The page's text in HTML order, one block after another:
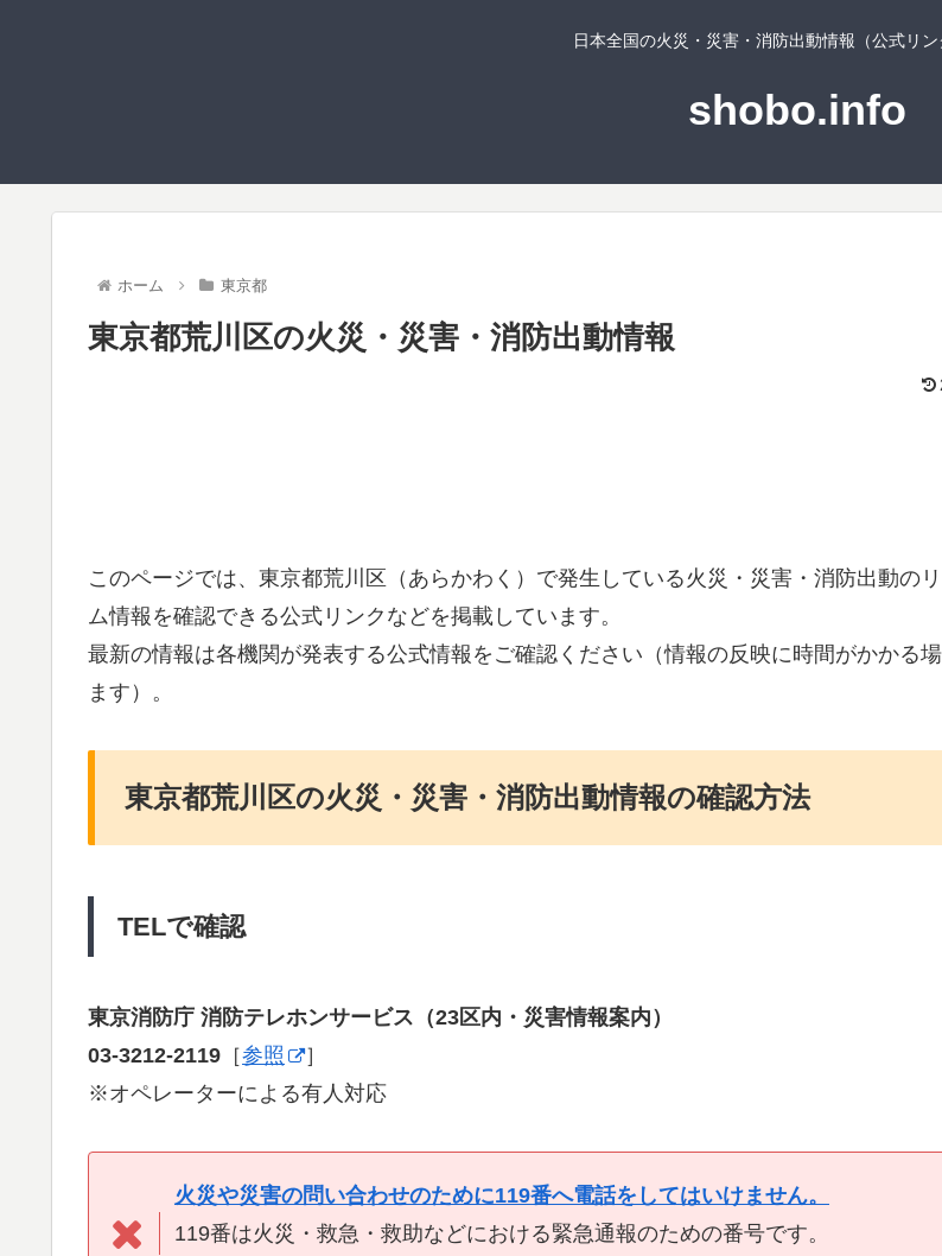
日本全国の火災・災害・消防出動情報（公式リン
shobo.info
ホーム 東京都
東京都荒川区の火災・災害・消防出動情報
このページでは、東京都荒川区（あらかわく）で発生している火災・災害・消防出動の
ム情報を確認できる公式リンクなどを掲載しています。
最新の情報は各機関が発表する公式情報をご確認ください（情報の反映に時間がかかる
ます）。
東京都荒川区の火災・災害・消防出動情報の確認方法
TELで確認
東京消防庁 消防テレホンサービス（23区内・災害情報案内）
03-3212-2119 ［参照
］
※オペレーターによる有人対応
火災や災害の問い合わせのために119番へ電話をしてはいけません。
119番は火災・救急・救助などにおける緊急通報のための番号です。